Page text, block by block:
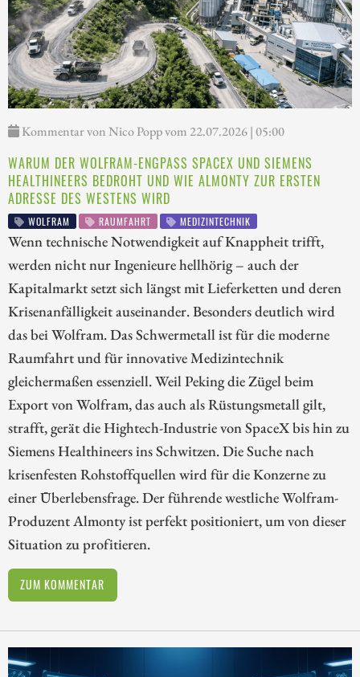
Kommentar von Nico Popp vom 22.07.2026 | 05:00
WARUM DER WOLFRAM-ENGPASS SPACEX UND SIEMENS
HEALTHINEERS BEDROHT UND WIE ALMONTY ZUR ERSTEN
ADRESSE DES WESTENS WIRD
WOLFRAM RAUMFAHRT MEDIZINTECHNIK
Wenn technische Notwendigkeit auf Knappheit trifft,
werden nicht nur Ingenieure hellhörig – auch der
Kapitalmarkt setzt sich längst mit Lieferketten und deren
Krisenanfälligkeit auseinander. Besonders deutlich wird
das bei Wolfram. Das Schwermetall ist für die moderne
Raumfahrt und für innovative Medizintechnik
gleichermaßen essenziell. Weil Peking die Zügel beim
Export von Wolfram, das auch als Rüstungsmetall gilt,
strafft, gerät die Hightech-Industrie von SpaceX bis hin zu
Siemens Healthineers ins Schwitzen. Die Suche nach
krisenfesten Rohstoffquellen wird für die Konzerne zu
einer Überlebensfrage. Der führende westliche Wolfram-
Produzent Almonty ist perfekt positioniert, um von dieser
Situation zu profitieren.
ZUM KOMMENTAR